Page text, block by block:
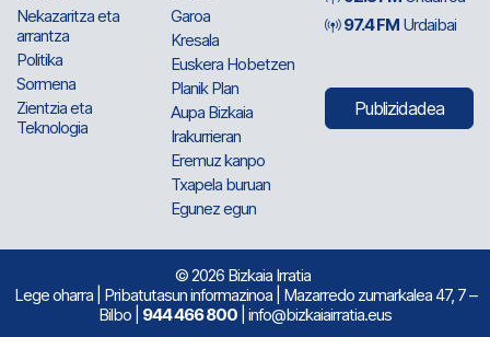
Nekazaritza eta
arrantza
Politika
Sormena
Zientzia eta
Teknologia
Garoa
Kresala
Euskera Hobetzen
Planik Plan
Aupa Bizkaia
Irakurrieran
Eremuz kanpo
Txapela buruan
Egunez egun
97.4 FM Urdaibai
Publizidadea
© 2026 Bizkaia Irratia
Lege oharra| Pribatutasun informazinoa| Mazarredo zumarkalea 47, 7 –
Bilbo | 944 466 800 | info@bizkaiairratia.eus